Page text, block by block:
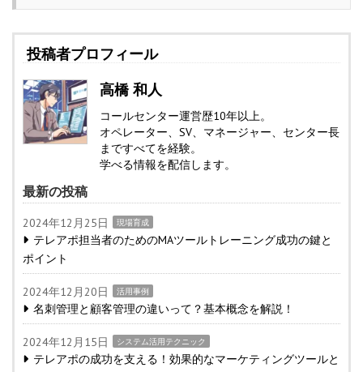
投稿者プロフィール
高橋 和人
コールセンター運営歴10年以上。
オペレーター、SV、マネージャー、センター長
まですべてを経験。
学べる情報を配信します。
最新の投稿
2024年12月25日 現場育成
テレアポ担当者のためのMAツールトレーニング成功の鍵と
ポイント
2024年12月20日 活用事例
名刺管理と顧客管理の違いって？基本概念を解説！
2024年12月15日 システム活用テクニック
テレアポの成功を支える！効果的なマーケティングツールと